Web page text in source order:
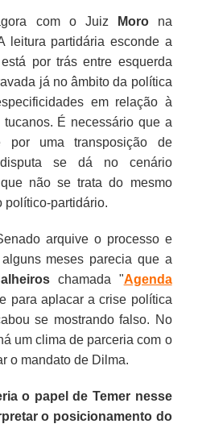
com o Juiz Morona
leitura partidária esconde a
por trás entre esquerda
já no âmbito da política
em relação à
É necessário que a
por uma transposição de
se dá no cenário
não se trata do mesmo
político-partidário.
arquive o processo e
meses parecia que a
chamada "Agenda
para aplacar a crise política
se mostrando falso. No
um clima de parceria com o
o mandato de Dilma.
o papel de Temer nesse
o posicionamento do